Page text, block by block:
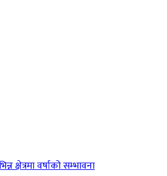
क्षेत्रमा वर्षाको सम्भावना